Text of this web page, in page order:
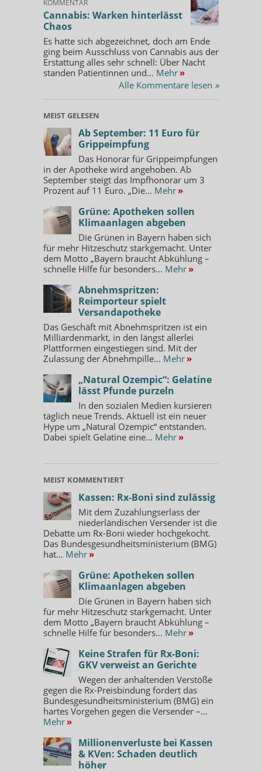
KOMMENTAR
Cannabis: Warken hinterlässt
Chaos
Es hatte sich abgezeichnet, doch am Ende
ging beim Ausschluss von Cannabis aus der
Erstattung alles sehr schnell: Über Nacht
standen Patientinnen und... Mehr »
Alle Kommentare lesen »
MEIST GELESEN
Ab September: 11 Euro für
Grippeimpfung
Das Honorar für Grippeimpfungen
in der Apotheke wird angehoben. Ab
September steigt das Impfhonorar um 3
Prozent auf 11 Euro. „Die... Mehr »
Grüne: Apotheken sollen
Klimaanlagen abgeben
Die Grünen in Bayern haben sich
für mehr Hitzeschutz starkgemacht. Unter
dem Motto „Bayern braucht Abkühlung –
schnelle Hilfe für besonders... Mehr »
Abnehmspritzen:
Reimporteur spielt
Versandapotheke
Das Geschäft mit Abnehmspritzen ist ein
Milliardenmarkt, in den längst allerlei
Plattformen eingestiegen sind. Mit der
Zulassung der Abnehmpille... Mehr »
„Natural Ozempic“: Gelatine
lässt Pfunde purzeln
In den sozialen Medien kursieren
täglich neue Trends. Aktuell ist ein neuer
Hype um „Natural Ozempic“ entstanden.
Dabei spielt Gelatine eine... Mehr »
MEIST KOMMENTIERT
Kassen: Rx-Boni sind zulässig
Mit dem Zuzahlungserlass der
niederländischen Versender ist die
Debatte um Rx-Boni wieder hochgekocht.
Das Bundesgesundheitsministerium (BMG)
hat... Mehr »
Grüne: Apotheken sollen
Klimaanlagen abgeben
Die Grünen in Bayern haben sich
für mehr Hitzeschutz starkgemacht. Unter
dem Motto „Bayern braucht Abkühlung –
schnelle Hilfe für besonders... Mehr »
Keine Strafen für Rx-Boni:
GKV verweist an Gerichte
Wegen der anhaltenden Verstöße
gegen die Rx-Preisbindung fordert das
Bundesgesundheitsministerium (BMG) ein
hartes Vorgehen gegen die Versender –...
Mehr »
Millionenverluste bei Kassen
& KVen: Schaden deutlich
höher